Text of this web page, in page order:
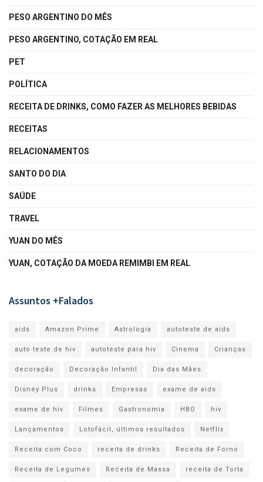
PESO ARGENTINO DO MÊS
PESO ARGENTINO, COTAÇÃO EM REAL
PET
POLÍTICA
RECEITA DE DRINKS, COMO FAZER AS MELHORES BEBIDAS
RECEITAS
RELACIONAMENTOS
SANTO DO DIA
SAÚDE
TRAVEL
YUAN DO MÊS
YUAN, COTAÇÃO DA MOEDA REMIMBI EM REAL
Assuntos +Falados
aids Amazon Prime Astrologia autoteste de aids
auto teste de hiv autoteste para hiv Cinema Crianças
decoração Decoração Infantil Dia das Mães
Disney Plus drinks Empresas exame de aids
exame de hiv Filmes Gastronomia HBO hiv
Lançamentos Lotofácil, últimos resultados Netflix
Receita com Coco receita de drinks Receita de Forno
Receita de Legumes Receita de Massa receita de Torta